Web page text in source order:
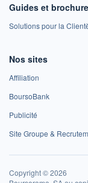
Guides et
Solutions pour la
Nos sites
Affiliation
BoursoBank
Publicité
Site Groupe &
Copyright © 2026